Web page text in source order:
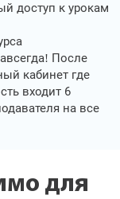
доступ к урокам
После
кабинет где
входит 6
на все
для